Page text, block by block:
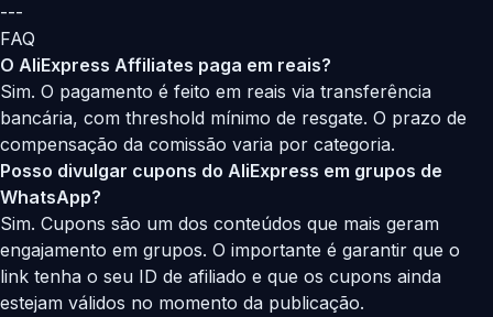
---
FAQ
O AliExpress Affiliates paga em reais?
Sim. O pagamento é feito em reais via transferência
bancária, com threshold mínimo de resgate. O prazo de
compensação da comissão varia por categoria.
Posso divulgar cupons do AliExpress em grupos de
WhatsApp?
Sim. Cupons são um dos conteúdos que mais geram
engajamento em grupos. O importante é garantir que o
link tenha o seu ID de afiliado e que os cupons ainda
estejam válidos no momento da publicação.